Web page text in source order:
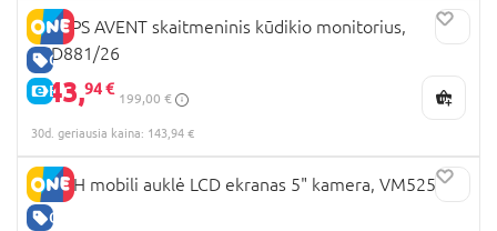
GERA KAINA
E-KAINA
PHILIPS AVENT skaitmeninis kūdikio monitorius,
SCD881/26
143,94 €
199,00 €
30d. geriausia kaina: 143,94 €
GERA KAINA
VTECH mobili auklė LCD ekranas 5" kamera, VM5255